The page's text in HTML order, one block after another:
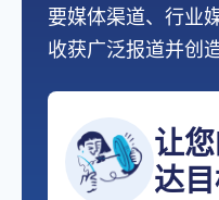
要媒体渠道、行业
收获广泛报道并创
让
达